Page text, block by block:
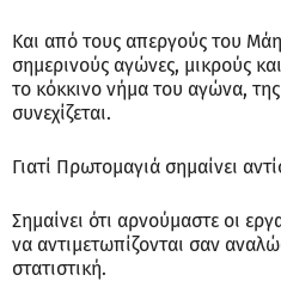
Και από τους απεργούς του Μάη
σημερινούς αγώνες, μικρούς
το κόκκινο νήμα του αγώνα,
συνεχίζεται.
Γιατί Πρωτομαγιά σημαίνει
Σημαίνει ότι αρνούμαστε οι
να αντιμετωπίζονται σαν
στατιστική.